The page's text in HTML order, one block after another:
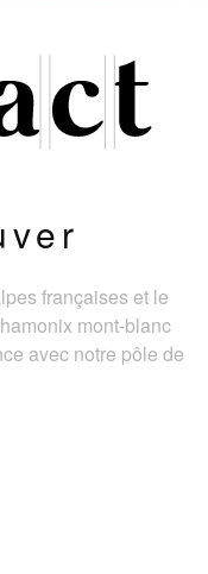
françaises et le
mont-blanc
avec notre pôle de